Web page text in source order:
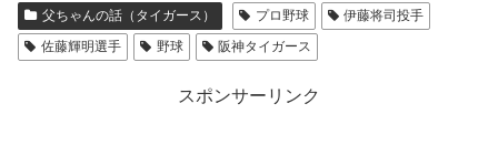
父ちゃんの話（タイガース） プロ野球
伊藤将司投手
佐藤輝明選手
野球 阪神タイガース
スポンサーリンク